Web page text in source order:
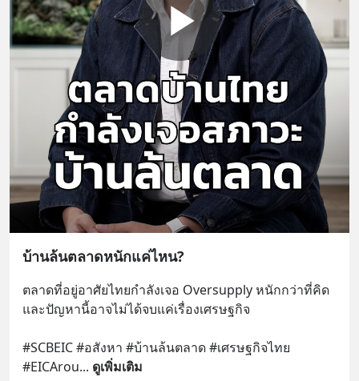
บ้านล้นตลาดหนักแค่ไหน?
ตลาดที่อยู่อาศัยไทยกำลังเจอ Oversupply หนักกว่าที่คิด
และปัญหานี้อาจไม่ได้จบแค่เรื่องเศรษฐกิจ
#SCBEIC #อสังหา #บ้านล้นตลาด #เศรษฐกิจไทย
#EICArou... ดูเพิ่มเติม